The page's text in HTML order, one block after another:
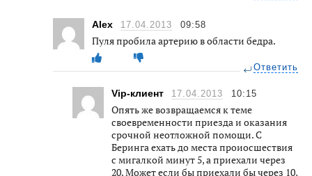
Alex 17.04.2013 09:58
Пуля пробила артерию в области бедра.
Ответить
Vip-клиент 17.04.2013 10:15
Опять же возвращаемся к теме
своевременности приезда и оказания
срочной неотложной помощи. С
Беринга ехать до места проиосшествия
с мигалкой минут 5, а приехали через
20. Может если бы приехали бы через 10,